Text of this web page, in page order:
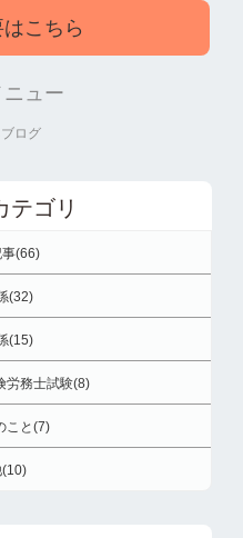
こちら
ュー
ログ
テゴリ
(66)
(32)
(15)
労務士試験(8)
こと(7)
(10)